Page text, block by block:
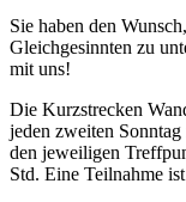
Sie haben den
Gleichgesinnten zu
mit uns!
Die Kurzstrecken
jeden zweiten
den jeweiligen
Std. Eine Teilnahme